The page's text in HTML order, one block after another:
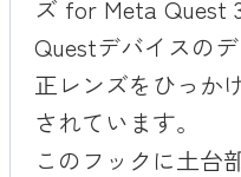
ズ for Meta Quest
Questデバイスの
正レンズをひっか
されています。
このフックに土台